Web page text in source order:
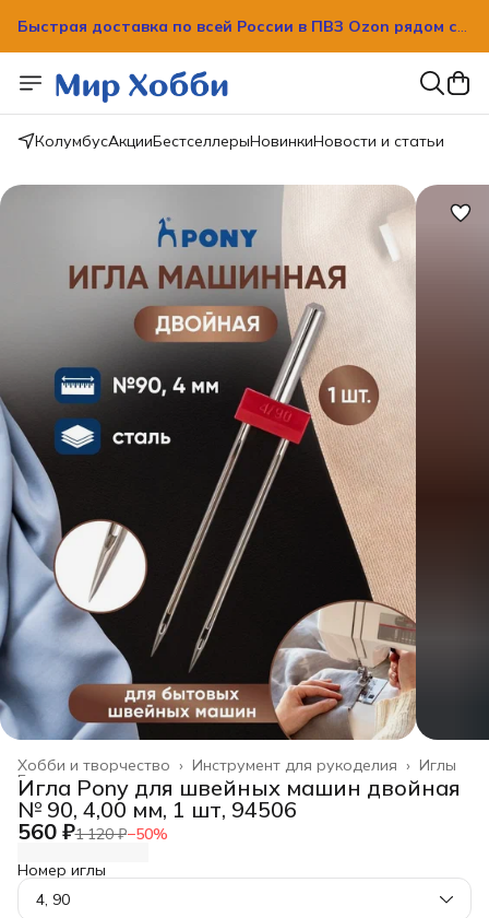
вашим домом!
КолумбусАкцииБестселлерыНовинкиНовости и статьи
Иглы
Инструмент для рукоделия ›
Хобби и творчество ›
Главная ›
Игла Pony для швейных машин двойная
№ 90, 4,00 мм, 1 шт, 94506
560 ₽1 120 ₽−50%
Номер иглы
4, 90